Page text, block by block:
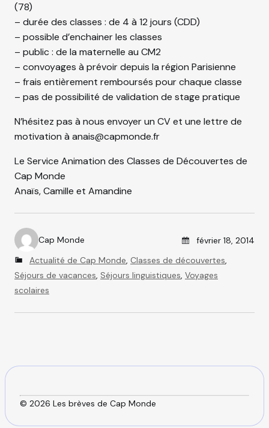
(78)
– durée des classes : de 4 à 12 jours (CDD)
– possible d’enchainer les classes
– public : de la maternelle au CM2
– convoyages à prévoir depuis la région Parisienne
– frais entièrement remboursés pour chaque classe
– pas de possibilité de validation de stage pratique
N’hésitez pas à nous envoyer un CV et une lettre de
motivation à anais@capmonde.fr
Le Service Animation des Classes de Découvertes de
Cap Monde
Anaïs, Camille et Amandine
A
u
t
h
Cap Monde Posted on
février 18, 2014
C
a
t
i
s
Actualité de Cap Monde, Classes de découvertes,
Séjours de vacances, Séjours linguistiques, Voyages
scolaires
© 2026 Les brèves de Cap Monde